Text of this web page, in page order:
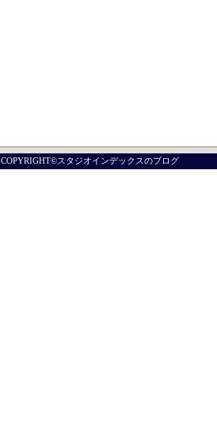
COPYRIGHT©スタジオインデックスのブログ